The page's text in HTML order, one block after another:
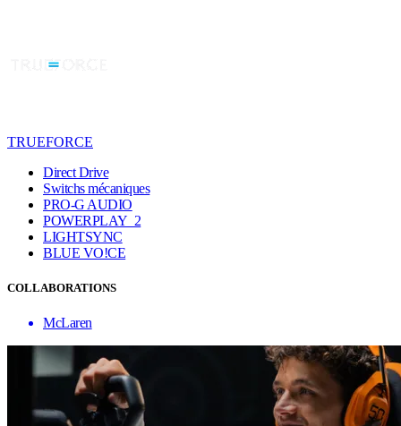
TRUEFORCE
Direct Drive
Switchs mécaniques
PRO-G AUDIO
POWERPLAY 2
LIGHTSYNC
BLUE VO!CE
COLLABORATIONS
McLaren